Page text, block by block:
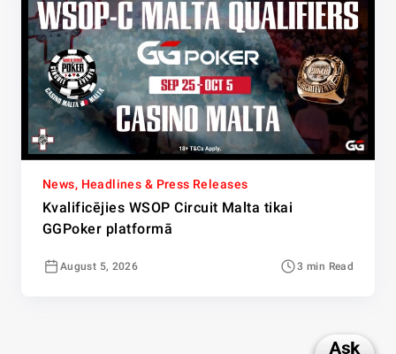
News, Headlines & Press Releases
Kvalificējies WSOP Circuit Malta tikai
GGPoker platformā
August 5, 2026 3 min Read